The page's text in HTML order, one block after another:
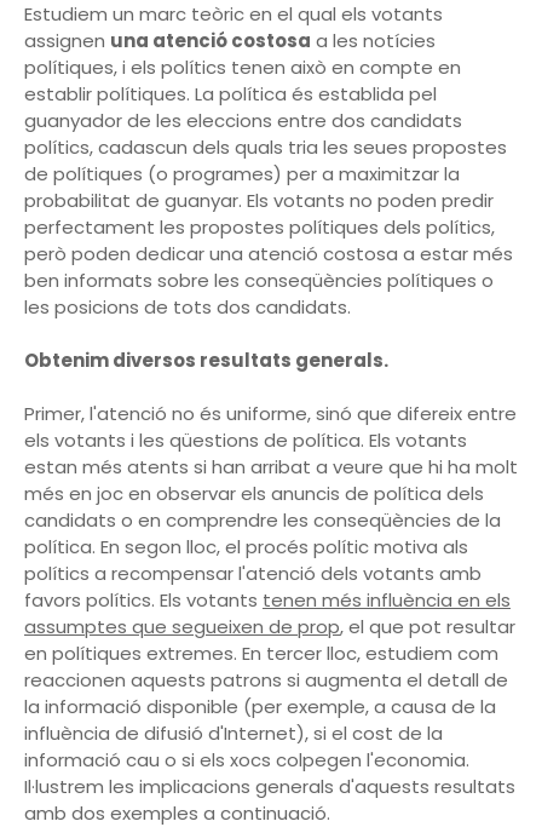
Estudiem un marc teòric en el qual els votants
assignen una atenció costosa a les notícies
polítiques, i els polítics tenen això en compte en
establir polítiques. La política és establida pel
guanyador de les eleccions entre dos candidats
polítics, cadascun dels quals tria les seues propostes
de polítiques (o programes) per a maximitzar la
probabilitat de guanyar. Els votants no poden predir
perfectament les propostes polítiques dels polítics,
però poden dedicar una atenció costosa a estar més
ben informats sobre les conseqüències polítiques o
les posicions de tots dos candidats.
Obtenim diversos resultats generals.
Primer, l'atenció no és uniforme, sinó que difereix entre
els votants i les qüestions de política. Els votants
estan més atents si han arribat a veure que hi ha molt
més en joc en observar els anuncis de política dels
candidats o en comprendre les conseqüències de la
política. En segon lloc, el procés polític motiva als
polítics a recompensar l'atenció dels votants amb
favors polítics. Els votants tenen més influència en els
assumptes que segueixen de prop, el que pot resultar
en polítiques extremes. En tercer lloc, estudiem com
reaccionen aquests patrons si augmenta el detall de
la informació disponible (per exemple, a causa de la
influència de difusió d'Internet), si el cost de la
informació cau o si els xocs colpegen l'economia.
Il·lustrem les implicacions generals d'aquests resultats
amb dos exemples a continuació.